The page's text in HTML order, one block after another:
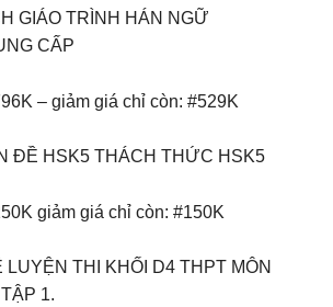
GIÁO TRÌNH HÁN NGỮ
CẤP
– giảm giá chỉ còn: #529K
ĐỀ HSK5 THÁCH THỨC HSK5
giảm giá chỉ còn: #150K
THI KHỐI D4 THPT MÔN
1.